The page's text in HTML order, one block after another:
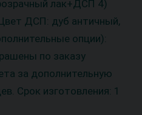
лак+ДСП 4)
ДСП: дуб античный,
опции):
по заказу
за дополнительную
Срок изготовления: 1